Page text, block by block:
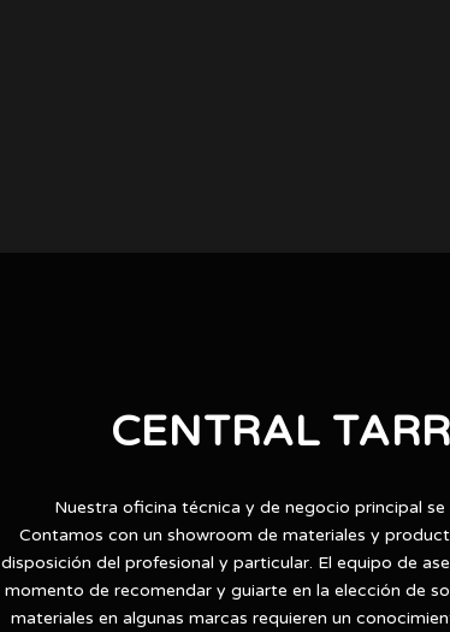
CENTRAL
Nuestra oficina técnica y de negocio principal
Contamos con un showroom de materiales y
disposición del profesional y particular. El equipo de
momento de recomendar y guiarte en la elección de
materiales en algunas marcas requieren un